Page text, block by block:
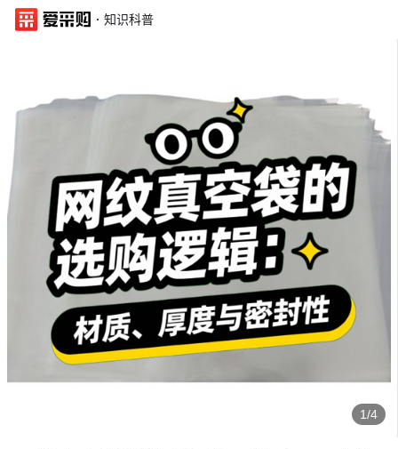
· 知识科普
1/4